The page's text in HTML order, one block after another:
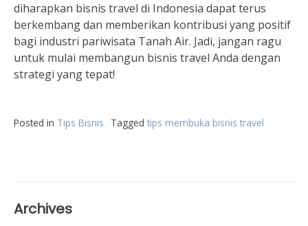
diharapkan bisnis travel di Indonesia dapat terus
berkembang dan memberikan kontribusi yang positif
bagi industri pariwisata Tanah Air. Jadi, jangan ragu
untuk mulai membangun bisnis travel Anda dengan
strategi yang tepat!
Posted in Tips Bisnis Tagged tips membuka bisnis travel
Archives